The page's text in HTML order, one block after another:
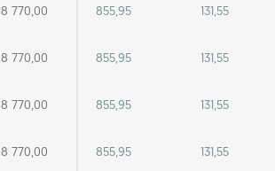
8 770,00 855,95 131,55
8 770,00 855,95 131,55
8 770,00 855,95 131,55
8 770,00 855,95 131,55